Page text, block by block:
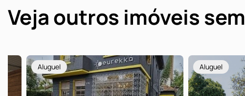
Veja outros imóveis
Aluguel Aluguel